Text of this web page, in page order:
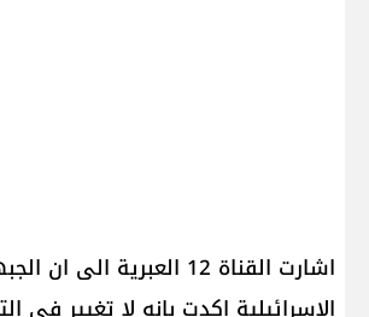
اشارت القناة 12 العبرية الى
الاسرائيلية اكدت بانه لا تغيير في